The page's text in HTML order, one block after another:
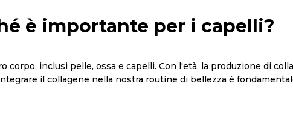
è importante per i capelli?
inclusi pelle, ossa e capelli. Con l'età, la produzione di
il collagene nella nostra routine di bellezza è